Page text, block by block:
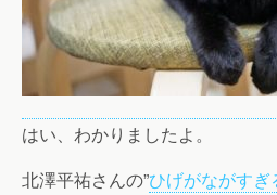
はい、わかりましたよ。
北澤平祐さんの”ひげがながすぎ